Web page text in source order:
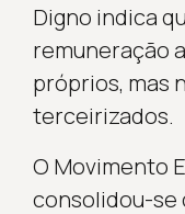
Digno indica
remuneração
próprios, mas
terceirizados.
O Movimento
consolidou-se